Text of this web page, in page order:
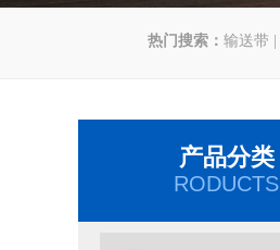
热门搜索： 输送带
产品分类
RODUCTS